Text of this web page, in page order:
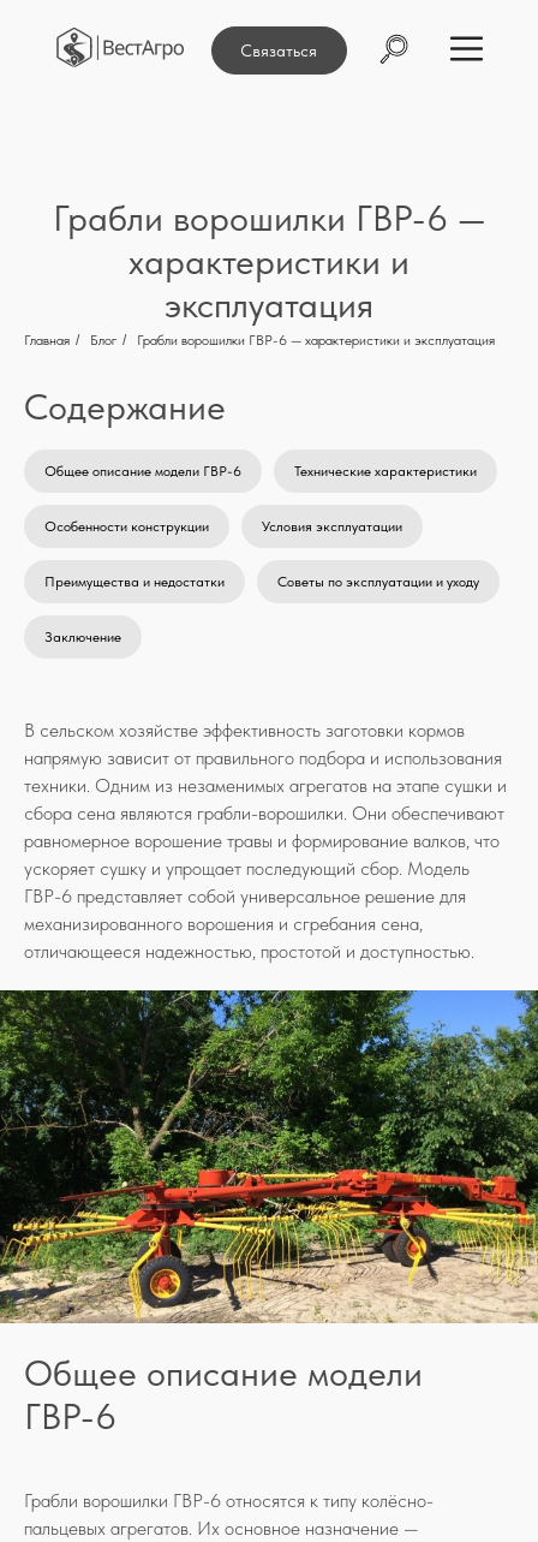
Связаться
Грабли ворошилки ГВР-6 —
характеристики и
эксплуатация
Главная / Блог / Грабли ворошилки ГВР-6 — характеристики и эксплуатация
Содержание
Общее описание модели ГВР-6 Технические характеристики
Особенности конструкции Условия эксплуатации
Преимущества и недостатки Советы по эксплуатации и уходу
Заключение
В сельском хозяйстве эффективность заготовки кормов
напрямую зависит от правильного подбора и использования
техники. Одним из незаменимых агрегатов на этапе сушки и
сбора сена являются грабли-ворошилки. Они обеспечивают
равномерное ворошение травы и формирование валков, что
ускоряет сушку и упрощает последующий сбор. Модель
ГВР-6 представляет собой универсальное решение для
механизированного ворошения и сгребания сена,
отличающееся надежностью, простотой и доступностью.
Общее описание модели
ГВР-6
Грабли ворошилки ГВР-6 относятся к типу колёсно-
пальцевых агрегатов. Их основное назначение —